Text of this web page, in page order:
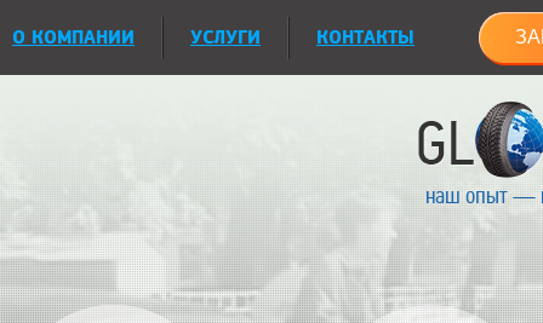
О КОМПАНИИ УСЛУГИ КОНТАКТЫ
наш опыт —